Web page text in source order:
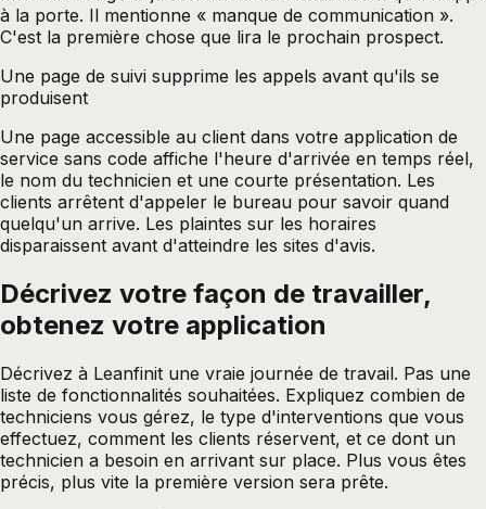
à la porte. Il mentionne « manque de communication ».
C'est la première chose que lira le prochain prospect.
Une page de suivi supprime les appels avant qu'ils se
produisent
Une page accessible au client dans votre application de
service sans code affiche l'heure d'arrivée en temps réel,
le nom du technicien et une courte présentation. Les
clients arrêtent d'appeler le bureau pour savoir quand
quelqu'un arrive. Les plaintes sur les horaires
disparaissent avant d'atteindre les sites d'avis.
Décrivez votre façon de travailler,
obtenez votre application
Décrivez à Leanfinit une vraie journée de travail. Pas une
liste de fonctionnalités souhaitées. Expliquez combien de
techniciens vous gérez, le type d'interventions que vous
effectuez, comment les clients réservent, et ce dont un
technicien a besoin en arrivant sur place. Plus vous êtes
précis, plus vite la première version sera prête.